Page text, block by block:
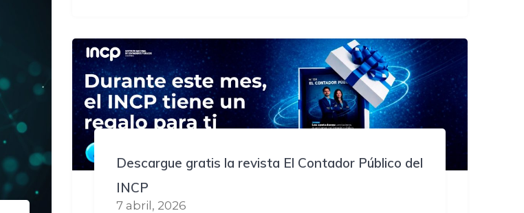
Descargue gratis la revista El Contador Público del
INCP
7 abril, 2026